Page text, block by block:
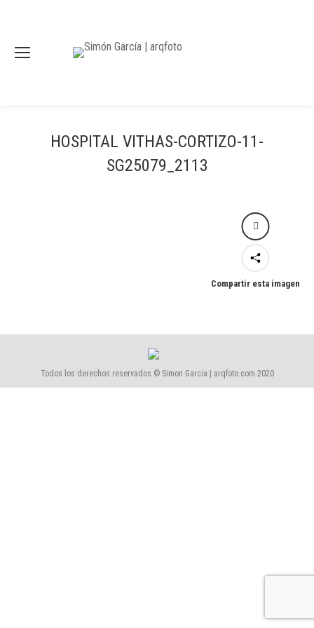
HOSPITAL VITHAS-CORTIZO-11-
SG25079_2113
Compartir esta imagen
Todos los derechos reservados © Simon Garcia | arqfoto.com 2020